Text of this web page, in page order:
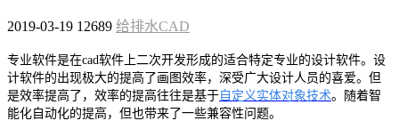
2019-03-19 12689 给排水CAD
专业软件是在cad软件上二次开发形成的适合特定专业的设计软件。设
计软件的出现极大的提高了画图效率，深受广大设计人员的喜爱。但
是效率提高了，效率的提高往往是基于 自定义实体对象技术。随着智
能化自动化的提高，但也带来了一些兼容性问题。